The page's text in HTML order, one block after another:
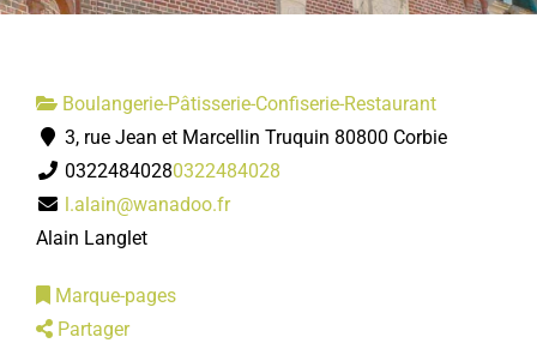
SERVICES MUNICIPAUX
PRATIQUE
LOISIRS
Boulangerie-Pâtisserie-Confiserie-Restaurant
3, rue Jean et Marcellin Truquin 80800 Corbie
03224840280322484028
l.alain@wanadoo.fr
Alain Langlet
Marque-pages
Partager